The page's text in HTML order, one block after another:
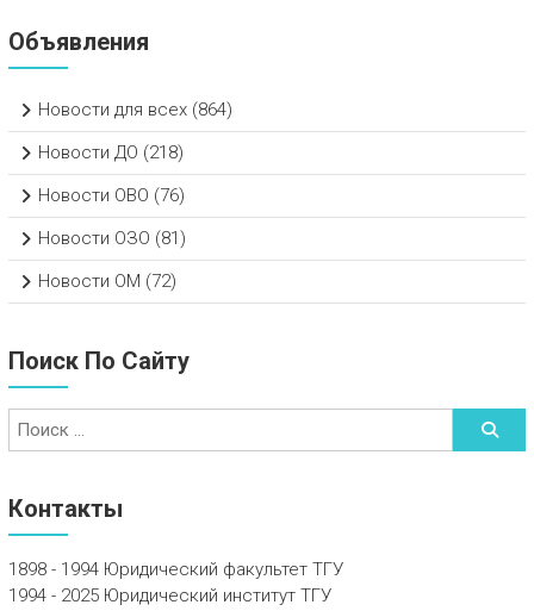
Объявления
Новости для всех(864)
Новости ДО (218)
Новости ОВО (76)
Новости ОЗО (81)
Новости ОМ (72)
Поиск По Сайту
Контакты
1898 - 1994 Юридический факультет ТГУ
1994 - 2025 Юридический институт ТГУ